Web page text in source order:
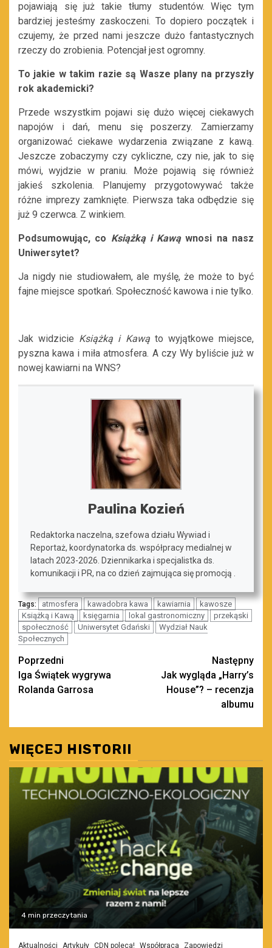
pojawiają się już takie tłumy studentów. Więc tym
bardziej jesteśmy zaskoczeni. To dopiero początek i
czujemy, że przed nami jeszcze dużo fantastycznych
rzeczy do zrobienia. Potencjał jest ogromny.
To jakie w takim razie są Wasze plany na przyszły
rok akademicki?
Przede wszystkim pojawi się dużo więcej ciekawych
napojów i dań, menu się poszerzy. Zamierzamy
organizować ciekawe wydarzenia związane z kawą.
Jeszcze zobaczymy czy cykliczne, czy nie, jak to się
mówi, wyjdzie w praniu. Może pojawią się również
jakieś szkolenia. Planujemy przygotowywać także
różne imprezy zamknięte. Pierwsza taka odbędzie się
już 9 czerwca. Z winkiem.
Podsumowując, co Książką i Kawąwnosi na nasz
Uniwersytet?
Ja nigdy nie studiowałem, ale myślę, że może to być
fajne miejsce spotkań. Społeczność kawowa i nie tylko.
Jak widzicie Książką i Kawą to wyjątkowe miejsce,
pyszna kawa i miła atmosfera. A czy Wy byliście już w
nowej kawiarni na WNS?
Paulina Kozień
Redaktorka naczelna, szefowa działu Wywiad i
Reportaż, koordynatorka ds. współpracy medialnej w
latach 2023-2026. Dziennikarka i specjalistka ds.
komunikacji i PR, na co dzień zajmująca się promocją .
Tags: atmosfera kawadobra kawa kawiarnia
kawosze
Książką i Kawą
księgarnia lokal gastronomiczny
przekąski
społeczność
Uniwersytet Gdański
Wydział Nauk
Społecznych
Zobacz
wpisy
Poprzedni
Iga Świątek wygrywa
Rolanda Garrosa
Następny
Jak wygląda „Harry’s
House”? – recenzja
albumu
WIĘCEJ HISTORII
4 min przeczytania
Aktualności Artykuły CDN poleca! Współpraca Zapowiedzi